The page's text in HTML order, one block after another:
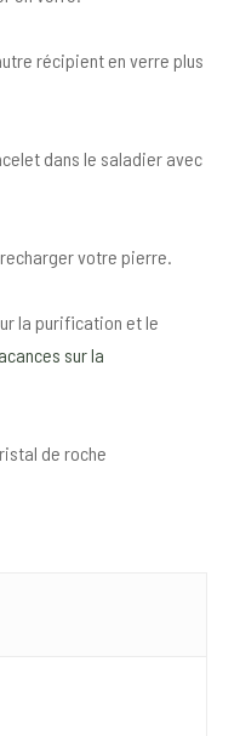
récipient en verre plus
dans le saladier avec
votre pierre.
la purification et le
sur la
de roche